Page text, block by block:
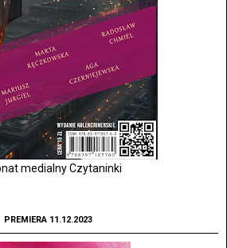
medialny Czytaninki
PREMIERA 11.12.2023